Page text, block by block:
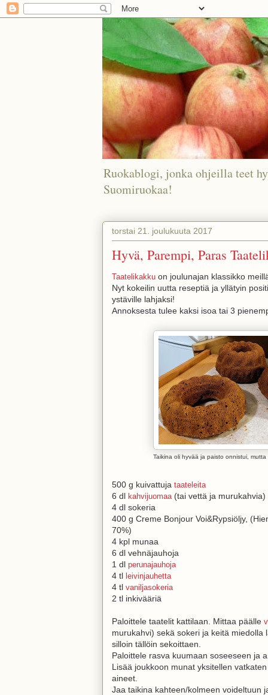
Ruokablogi, jonka ohjeilla teet
Suomiruokaa!
torstai 21. joulukuuta 2017
Hyvä, Parempi, Paras
Taatelikakku on joulunajan klassikko
Nyt kokeilin uutta reseptiä ja yllätyin
ystäville lahjaksi!
Annoksesta tulee kaksi isoa tai 3
Taikina oli hyvää ja paisto onnistui,
500 g kuivattuja taateleita
6 dl kahvijuomaa (tai vettä ja murukahvia)
4 dl sokeria
400 g Creme Bonjour Voi&Rypsiöljy,
70%)
4 kpl munaa
6 dl vehnäjauhoja
1 dl perunajauhoja
4 tl leivinjauhetta
4 tl vaniljasokeria
2 tl inkivääriä
Paloittele taatelit kattilaan. Mittaa päälle
murukahvi) sekä sokeri ja keitä miedolla
silloin tällöin sekoittaen.
Paloittele rasva kuumaan soseeseen ja
Lisää joukkoon munat yksitellen
aineet.
Jaa taikina kahteen/kolmeen voideltuun